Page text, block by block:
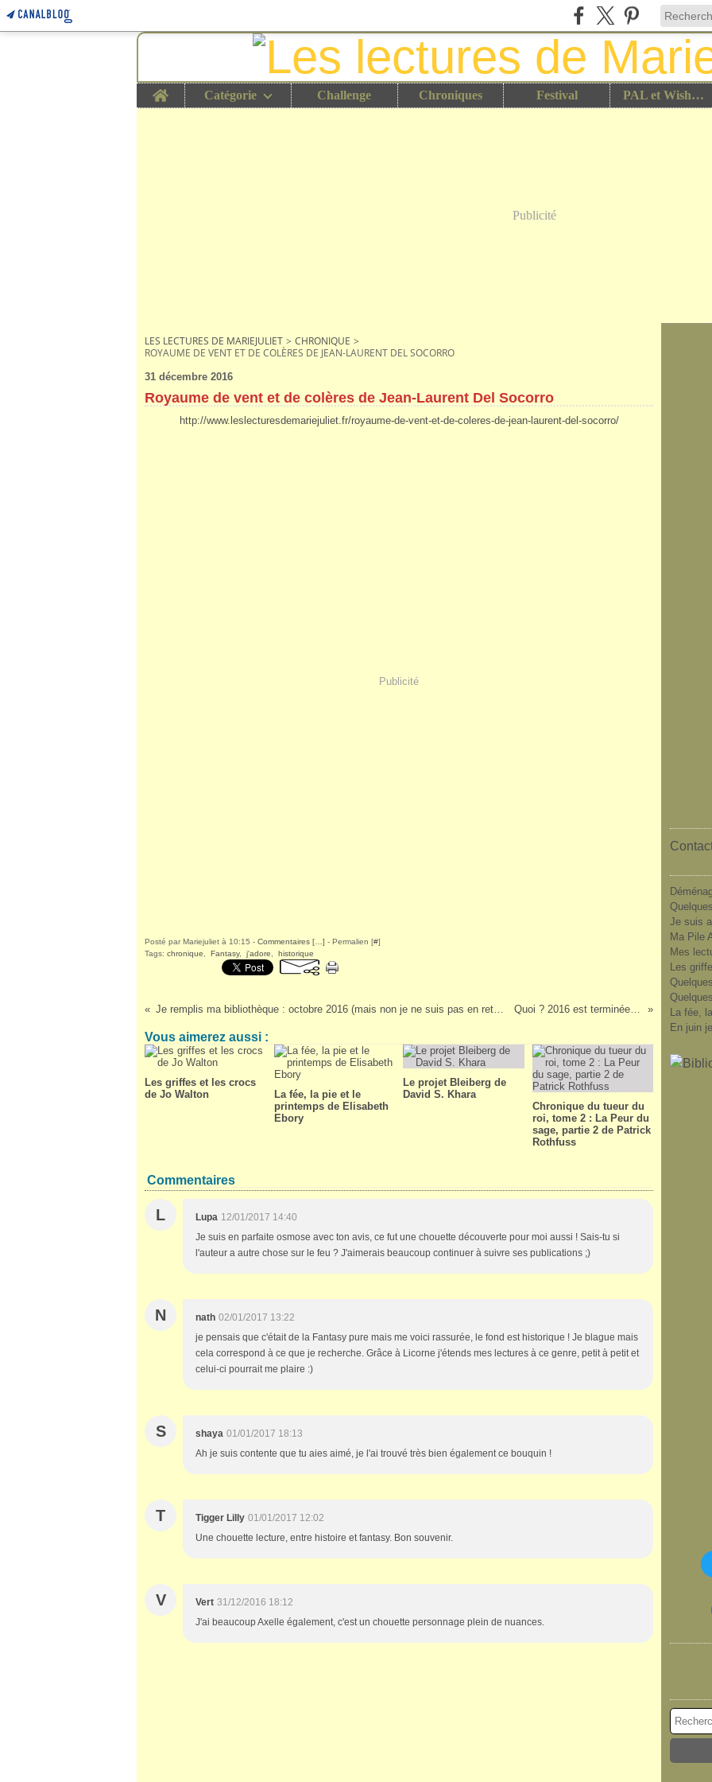
Home Catégorie Challenge Chroniques Festival PAL et Wish List
Publicité
LES LECTURES DE MARIEJULIET > CHRONIQUE >
ROYAUME DE VENT ET DE COLÈRES DE JEAN-LAURENT DEL SOCORRO
31 décembre 2016
Royaume de vent et de colères de Jean-Laurent Del Socorro
http://www.leslecturesdemariejuliet.fr/royaume-de-vent-et-de-coleres-de-jean-laurent-del-socorro/
Publicité
Posté par Mariejuliet à 10:15 - Commentaires [ ] - Permalien [#]
Tags: chronique Fantasy, j'adore historique
Je remplis ma bibliothèque : octobre 2016 (mais non je ne suis pas en retard) Quoi ? 2016 est terminée !?!
Vous aimerez aussi :
Les griffes et les crocs
de Jo Walton
La fée, la pie et le
printemps de Elisabeth
Ebory
Le projet Bleiberg de
David S. Khara
Chronique du tueur du
roi, tome 2 : La Peur du
sage, partie 2 de Patrick
Rothfuss
Commentaires
L Lupa 12/01/2017 14:40
Je suis en parfaite osmose avec ton avis, ce fut une chouette découverte pour moi aussi ! Sais-tu si
l'auteur a autre chose sur le feu ? J'aimerais beaucoup continuer à suivre ses publications ;)
N nath 02/01/2017 13:22
je pensais que c'était de la Fantasy pure mais me voici rassurée, le fond est historique ! Je blague mais
cela correspond à ce que je recherche. Grâce à Licorne j'étends mes lectures à ce genre, petit à petit et
celui-ci pourrait me plaire :)
S shaya 01/01/2017 18:13
Ah je suis contente que tu aies aimé, je l'ai trouvé très bien également ce bouquin !
T Tigger Lilly 01/01/2017 12:02
Une chouette lecture, entre histoire et fantasy. Bon souvenir.
V Vert 31/12/2016 18:12
J'ai beaucoup Axelle également, c'est un chouette personnage plein de nuances.
Je suis
Ma Pile
Mes
Les
La fée,
En juin